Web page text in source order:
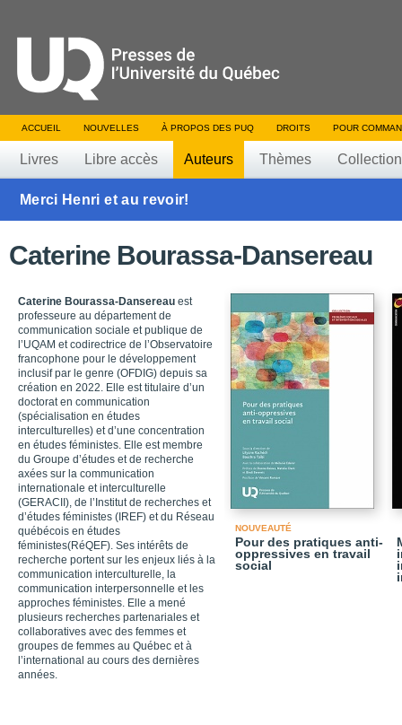
ACCUEIL NOUVELLES À PROPOS DES PUQ DROITS POUR
Livres Libre accès Auteurs Thèmes
Merci Henri et au revoir!
Caterine Bourassa-Dansereau
Caterine Bourassa-Dansereau est
professeure au département de
communication sociale et publique de
l’UQAM et codirectrice de l’Observatoire
francophone pour le développement
inclusif par le genre (OFDIG) depuis sa
création en 2022. Elle est titulaire d’un
doctorat en communication
(spécialisation en études
interculturelles) et d’une concentration
en études féministes. Elle est membre
du Groupe d’études et de recherche
axées sur la communication
internationale et interculturelle
(GERACII), de l’Institut de recherches et
d’études féministes (IREF) et du Réseau
québécois en études
féministes(RéQEF). Ses intérêts de
recherche portent sur les enjeux liés à la
communication interculturelle, la
communication interpersonnelle et les
approches féministes. Elle a mené
plusieurs recherches partenariales et
collaboratives avec des femmes et
groupes de femmes au Québec et à
l’international au cours des dernières
années.
NOUVEAUTÉ
Pour des pratiques anti-
oppressives en travail
social